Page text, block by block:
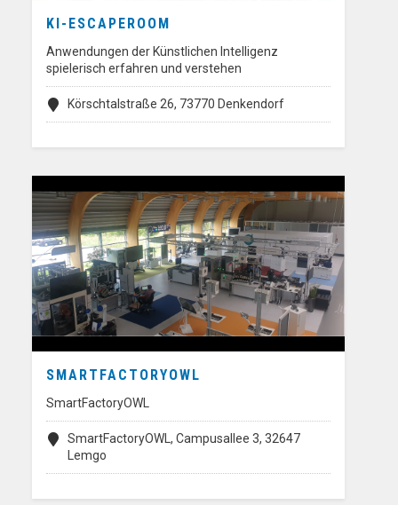
KI-ESCAPEROOM
Anwendungen der Künstlichen Intelligenz
spielerisch erfahren und verstehen
Körschtalstraße 26, 73770 Denkendorf
SMARTFACTORYOWL
SmartFactoryOWL
SmartFactoryOWL, Campusallee 3, 32647
Lemgo